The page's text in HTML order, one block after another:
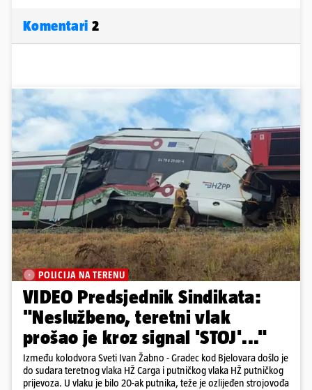
Komentari 2
POLICIJA NA TERENU
VIDEO Predsjednik Sindikata:
"Neslužbeno, teretni vlak
prošao je kroz signal 'STOJ'..."
Između kolodvora Sveti Ivan Žabno - Gradec kod Bjelovara došlo je
do sudara teretnog vlaka HŽ Carga i putničkog vlaka HŽ putničkog
prijevoza. U vlaku je bilo 20-ak putnika, teže je ozlijeđen strojovođa